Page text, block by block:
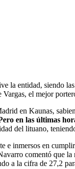
entidad, siendo
el mejor
en Kaunas,
en las últimas
del lituano,
e inmersos en
comentó que
a la cifra de 27,2